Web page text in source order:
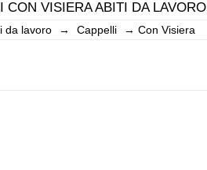
CON VISIERA ABITI DA LAVORO
da lavoro → Cappelli → Con Visiera